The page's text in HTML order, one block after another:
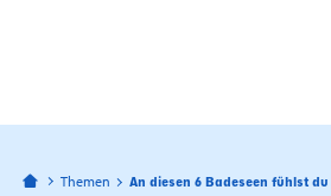
Bahnhofspassagen Potsdam
Themen An diesen 6 Badeseen fühlst